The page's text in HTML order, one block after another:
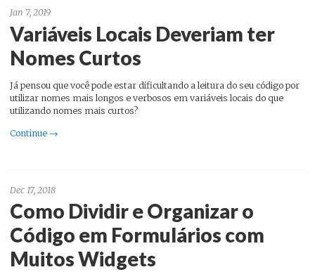
Jan 7, 2019
Variáveis Locais Deveriam ter
Nomes Curtos
Já pensou que você pode estar dificultando a leitura do seu código por
utilizar nomes mais longos e verbosos em variáveis locais do que
utilizando nomes mais curtos?
Continue →
Dec 17, 2018
Como Dividir e Organizar o
Código em Formulários com
Muitos Widgets